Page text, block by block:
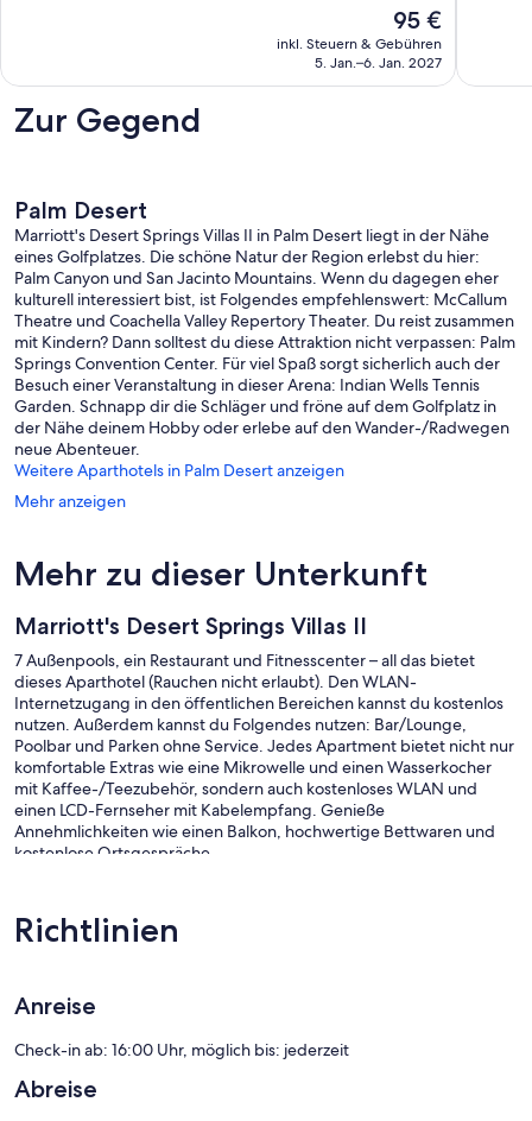
Der
Preis
beträgt
95 €
inkl. Steuern & Gebühren
5. Jan.–6. Jan. 2027
Zur Gegend
Palm Desert
Marriott's Desert Springs Villas II in Palm Desert liegt in der Nähe
eines Golfplatzes. Die schöne Natur der Region erlebst du hier:
Palm Canyon und San Jacinto Mountains. Wenn du dagegen eher
kulturell interessiert bist, ist Folgendes empfehlenswert: McCallum
Theatre und Coachella Valley Repertory Theater. Du reist zusammen
mit Kindern? Dann solltest du diese Attraktion nicht verpassen: Palm
Springs Convention Center. Für viel Spaß sorgt sicherlich auch der
Besuch einer Veranstaltung in dieser Arena: Indian Wells Tennis
Garden. Schnapp dir die Schläger und fröne auf dem Golfplatz in
der Nähe deinem Hobby oder erlebe auf den Wander-/Radwegen
neue Abenteuer.
Weitere Aparthotels in Palm Desert anzeigen
Mehr anzeigen
Mehr zu dieser Unterkunft
Marriott's Desert Springs Villas II
7 Außenpools, ein Restaurant und Fitnesscenter – all das bietet
dieses Aparthotel (Rauchen nicht erlaubt). Den WLAN-
Internetzugang in den öffentlichen Bereichen kannst du kostenlos
nutzen. Außerdem kannst du Folgendes nutzen: Bar/Lounge,
Poolbar und Parken ohne Service. Jedes Apartment bietet nicht nur
komfortable Extras wie eine Mikrowelle und einen Wasserkocher
mit Kaffee-/Teezubehör, sondern auch kostenloses WLAN und
einen LCD-Fernseher mit Kabelempfang. Genieße
Annehmlichkeiten wie einen Balkon, hochwertige Bettwaren und
kostenlose Ortsgespräche.
Außenflure zugänglich sind und folgende Ausstattung bieten:
Wasserkocher mit Kaffee-/Teezubehör und Haartrockner. Die
Kabelempfang stehen in den Zimmern zur Verfügung. Zur
Badausstattung gehört Folgendes: Duschwannen.
Dir steht ein kostenloser Internetzugang (WLAN) zur Verfügung. Die
kostenlose Ortsgespräche (möglicherweise gelten
Richtlinien
Anreise
Check-in ab: 16:00 Uhr, möglich bis: jederzeit
Abreise